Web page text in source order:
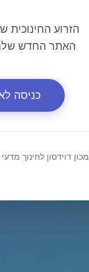
הזרוע החינוכית
האתר החדש
כניסה
מכון דוידסון לחינוך